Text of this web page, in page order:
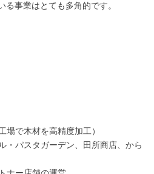
る事業はとても多角的です。
場で木材を高精度加工）
・パスタガーデン、田所商店、から